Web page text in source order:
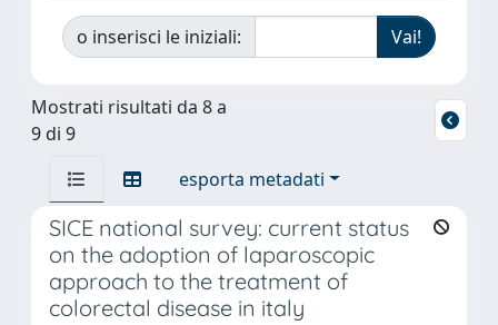
o inserisci le iniziali:
Mostrati risultati da 8 a
9 di 9
esporta metadati
SICE national survey: current status
on the adoption of laparoscopic
approach to the treatment of
colorectal disease in italy